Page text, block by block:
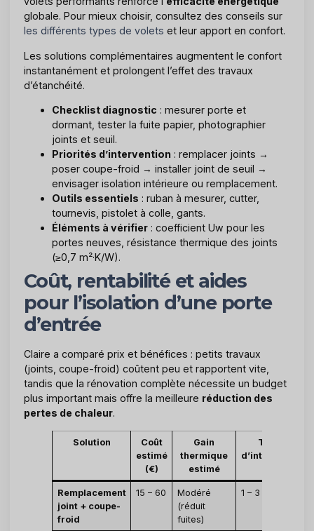
globale. Pour mieux choisir, consultez des conseils sur
les différents types de volets et leur apport en confort.
Les solutions complémentaires augmentent le confort
instantanément et prolongent l’effet des travaux
d’étanchéité.
Checklist diagnostic : mesurer porte et
dormant, tester la fuite papier, photographier
joints et seuil.
Priorités d’intervention : remplacer joints →
poser coupe-froid → installer joint de seuil →
envisager isolation intérieure ou remplacement.
Outils essentiels : ruban à mesurer, cutter,
tournevis, pistolet à colle, gants.
Éléments à vérifier : coefficient Uw pour les
portes neuves, résistance thermique des joints
(≥0,7 m²·K/W).
Coût, rentabilité et aides
pour l’isolation d’une porte
d’entrée
Claire a comparé prix et bénéfices : petits travaux
(joints, coupe-froid) coûtent peu et rapportent vite,
tandis que la rénovation complète nécessite un budget
plus important mais offre la meilleure réduction des
pertes de chaleur.
Solution
Coût
estimé
(€)
Gain
thermique
estimé
Temps
d’intervention
Remplacement
joint + coupe-
froid
15 – 60
Modéré
(réduit
fuites)
1 – 3 h